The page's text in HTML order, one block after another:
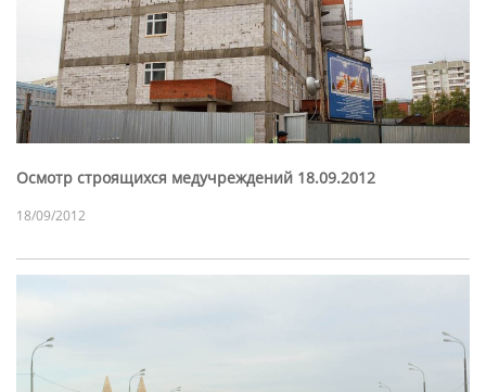
Осмотр строящихся медучреждений 18.09.2012
18/09/2012